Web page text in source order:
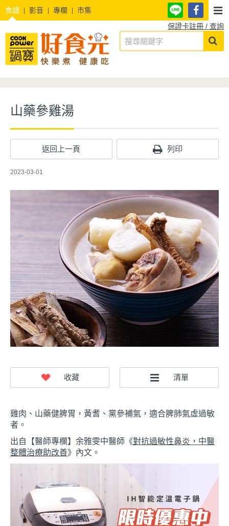
食譜 影音 專欄
市集
保證卡註冊 / 查詢
山藥參雞湯
返回上一頁 列印
2023-03-01
雞肉、山藥健脾胃，黃耆、黨參補氣，適合脾肺氣虛過敏
者。
出自【醫師專欄】余雅雯中醫師《對抗過敏性鼻炎，中醫
整體治療助改善》內文。